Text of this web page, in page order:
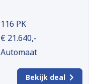
116 PK
€ 21.640,-
Automaat
Bekijk deal